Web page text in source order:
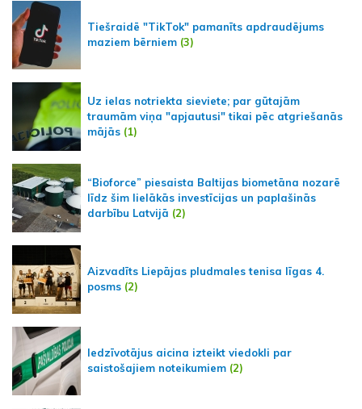
Tiešraidē "TikTok" pamanīts apdraudējums
maziem bērniem (3)
Uz ielas notriekta sieviete; par gūtajām
traumām viņa "apjautusi" tikai pēc atgriešanās
mājās (1)
“Bioforce” piesaista Baltijas biometāna nozarē
līdz šim lielākās investīcijas un paplašinās
darbību Latvijā (2)
Aizvadīts Liepājas pludmales tenisa līgas 4.
posms (2)
Iedzīvotājus aicina izteikt viedokli par
saistošajiem noteikumiem (2)